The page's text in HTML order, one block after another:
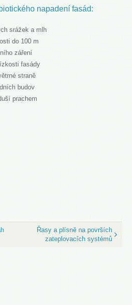
napadení fasád:
srážek a mlh
do 100 m
záření
fasády
straně
budov
prachem
Řasy a plísně na površích
zateplovacích systémů